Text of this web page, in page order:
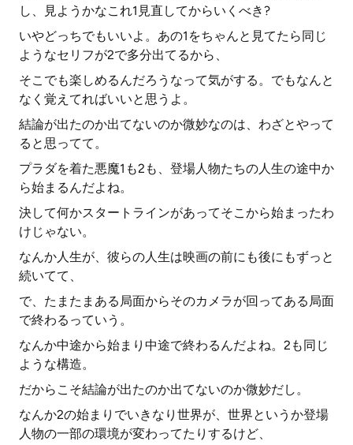
し、見ようかなこれ1見直してからいくべき?
いやどっちでもいいよ。あの1をちゃんと見てたら同じ
ようなセリフが2で多分出てるから、
そこでも楽しめるんだろうなって気がする。でもなんと
なく覚えてればいいと思うよ。
結論が出たのか出てないのか微妙なのは、わざとやって
ると思ってて。
プラダを着た悪魔1も2も、登場人物たちの人生の途中か
ら始まるんだよね。
決して何かスタートラインがあってそこから始まったわ
けじゃない。
なんか人生が、彼らの人生は映画の前にも後にもずっと
続いてて、
で、たまたまある局面からそのカメラが回ってある局面
で終わるっていう。
なんか中途から始まり中途で終わるんだよね。2も同じ
ような構造。
だからこそ結論が出たのか出てないのか微妙だし。
なんか2の始まりでいきなり世界が、世界というか登場
人物の一部の環境が変わってたりするけど、